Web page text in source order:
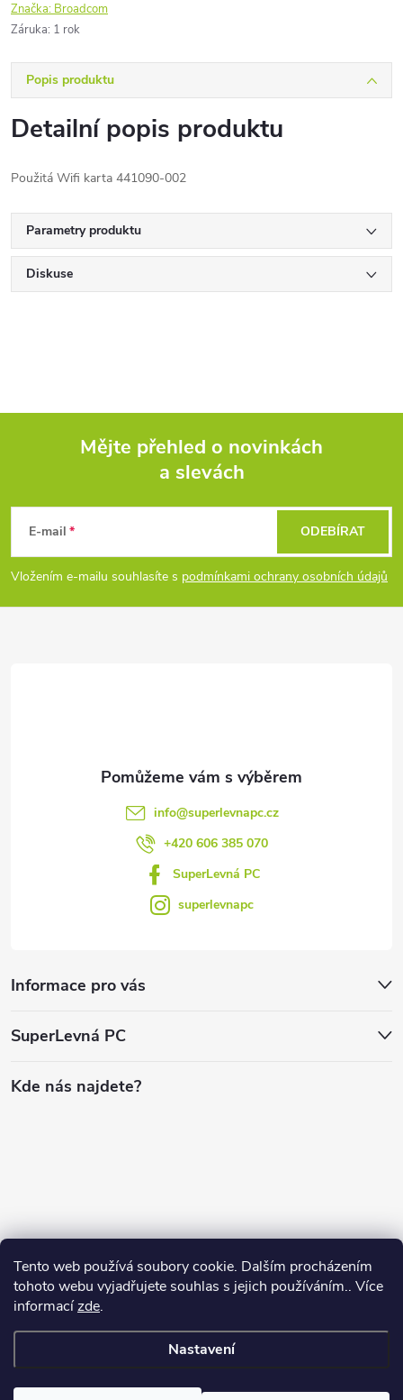
Tento web používá soubory cookie. Dalším procházením
tohoto webu vyjadřujete souhlas s jejich používáním.. Více
informacízde.
Nastavení
Značka: Broadcom
Záruka: 1 rok
Popis produktu
Detailní popis produktu
Použitá Wifi karta 441090-002
Parametry produktu
Diskuse
p
a
Mějte přehled o novinkách
a slevách
E-mail
Vložením e-mailu souhlasíte s podmínkami ochrany osobních údajů
ODEBÍRAT
info@superlevnapc.cz
+420 606 385 070
SuperLevná PC
superlevnapc
Informace pro vás
SuperLevná PC
Kde nás najdete?
SuperLevnaPC. Všechna práva vyhrazena.